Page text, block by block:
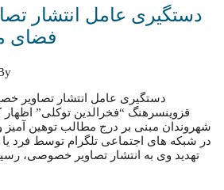
دستگیری عامل انتشار
فضای
By |
دستگیری عامل انتشار تصاویر
قزوینسرهنگ “فخرالدین توکلی” اظهار
شهروندان مبنی بر درج مطالب توهین
در شبکه های اجتماعی تلگرام توسط فرد یا
تهدید وی به انتشار تصاویر خصوصی،